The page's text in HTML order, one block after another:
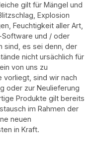
gilt für Mängel und
Explosion
Feuchtigkeit aller Art,
und / oder
sind, es sei denn, der
nicht ursächlich für
von uns zu
vorliegt, sind wir nach
oder zur Neulieferung
Produkte gilt bereits
im Rahmen der
neuen
in Kraft.